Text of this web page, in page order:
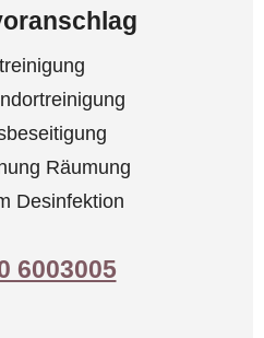
Räumung
Desinfektion
6003005